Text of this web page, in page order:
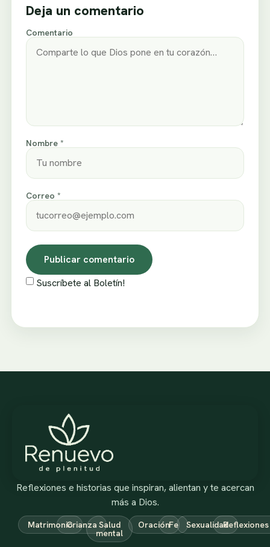
Deja un comentario
Comentario
Nombre *
Correo *
Suscríbete al Boletín!
Reflexiones e historias que inspiran, alientan y te acercan
más a Dios.
MatrimonioCrianza Salud
mental
OraciónFe SexualidadReflexiones